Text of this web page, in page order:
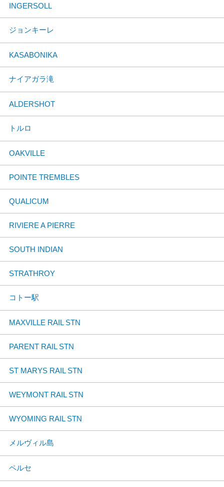
INGERSOLL
ジョンキーレ
KASABONIKA
ナイアガラ滝
ALDERSHOT
トルロ
OAKVILLE
POINTE TREMBLES
QUALICUM
RIVIERE A PIERRE
SOUTH INDIAN
STRATHROY
コトー駅
MAXVILLE RAIL STN
PARENT RAIL STN
ST MARYS RAIL STN
WEYMONT RAIL STN
WYOMING RAIL STN
メルヴィル島
ペルセ